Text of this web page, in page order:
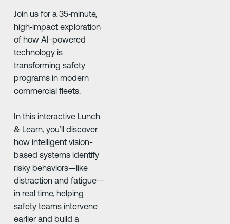
Join us for a 35‑minute,
high‑impact exploration
of how AI-powered
technology is
transforming safety
programs in modern
commercial fleets.
In this interactive Lunch
& Learn, you’ll discover
how intelligent vision-
based systems identify
risky behaviors—like
distraction and fatigue—
in real time, helping
safety teams intervene
earlier and build a